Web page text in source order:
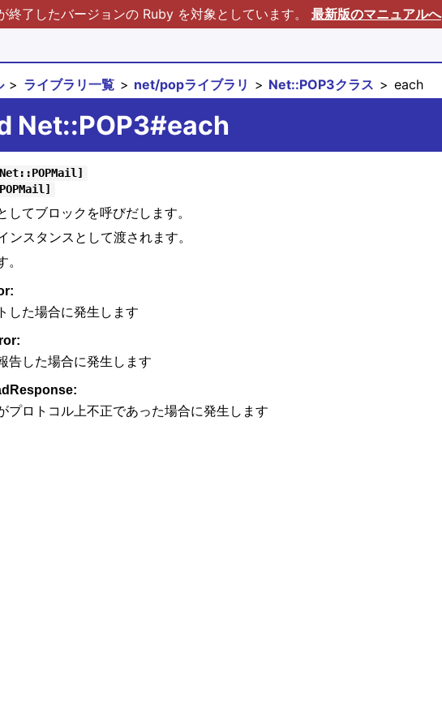
終了したバージョンの Ruby を対象としています。 最新版のマニュアルへ
ライブラリ一覧 net/popライブラリ Net::POP3クラス each
Net::POP3#each
てブロックを呼びだします。
ンスタンスとして渡されます。
した場合に発生します
告した場合に発生します
プロトコル上不正であった場合に発生します